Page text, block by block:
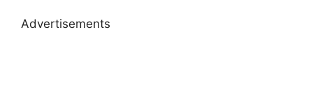
Advertisements